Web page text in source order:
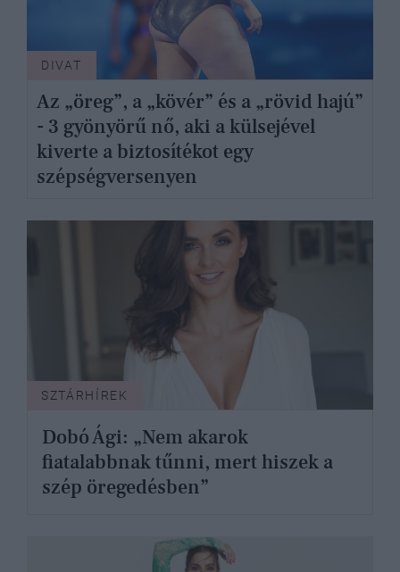
DIVAT
Az „öreg”, a „kövér” és a „rövid hajú”
- 3 gyönyörű nő, aki a külsejével
kiverte a biztosítékot egy
szépségversenyen
SZTÁRHÍREK
Dobó Ági: „Nem akarok
fiatalabbnak tűnni, mert hiszek a
szép öregedésben”